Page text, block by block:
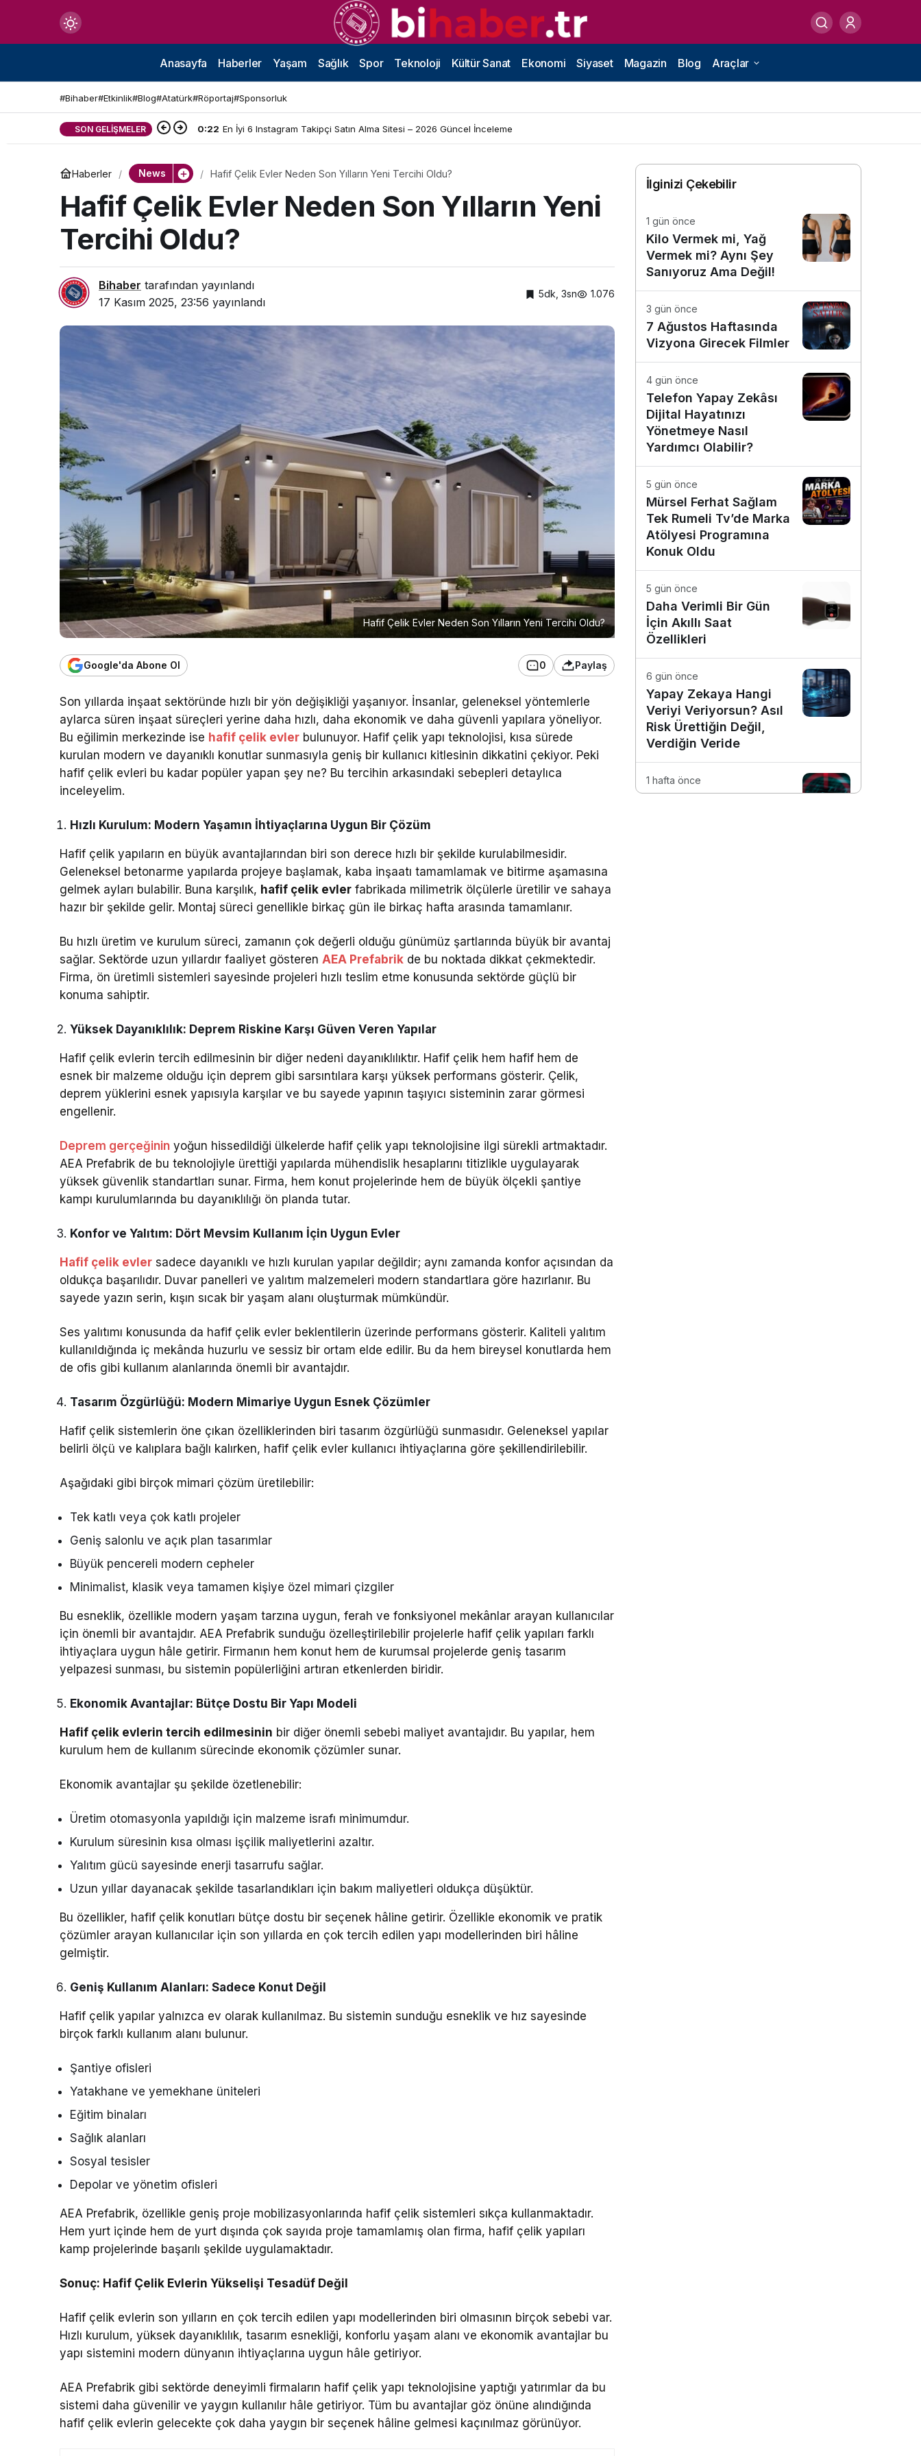
Mod
değiştir
Anasayfa Haberler Yaşam Sağlık Spor Teknoloji Kültür Sanat Ekonomi Siyaset Magazin Blog Araçlar
#Bihaber#Etkinlik#Blog#Atatürk#Röportaj#Sponsorluk
SON GELIŞMELER 0:22 En İyi 6 Instagram Takipçi Satın Alma Sitesi – 2026 Güncel İnceleme
Haberler News Hafif Çelik Evler Neden Son Yılların Yeni Tercihi Oldu?
Hafif Çelik Evler Neden Son Yılların Yeni
Tercihi Oldu?
Bihaber tarafından yayınlandı
17 Kasım 2025, 23:56 yayınlandı
5dk, 3sn 1.076
Hafif Çelik Evler Neden Son Yılların Yeni Tercihi Oldu?
Google'da Abone Ol 0 Paylaş
Son yıllarda inşaat sektöründe hızlı bir yön değişikliği yaşanıyor. İnsanlar, geleneksel yöntemlerle
aylarca süren inşaat süreçleri yerine daha hızlı, daha ekonomik ve daha güvenli yapılara yöneliyor.
Bu eğilimin merkezinde ise hafif çelik evler bulunuyor. Hafif çelik yapı teknolojisi, kısa sürede
kurulan modern ve dayanıklı konutlar sunmasıyla geniş bir kullanıcı kitlesinin dikkatini çekiyor. Peki
hafif çelik evleri bu kadar popüler yapan şey ne? Bu tercihin arkasındaki sebepleri detaylıca
inceleyelim.
Hızlı Kurulum: Modern Yaşamın İhtiyaçlarına Uygun Bir Çözüm
Hafif çelik yapıların en büyük avantajlarından biri son derece hızlı bir şekilde kurulabilmesidir.
Geleneksel betonarme yapılarda projeye başlamak, kaba inşaatı tamamlamak ve bitirme aşamasına
gelmek ayları bulabilir. Buna karşılık, hafif çelik evler fabrikada milimetrik ölçülerle üretilir ve sahaya
hazır bir şekilde gelir. Montaj süreci genellikle birkaç gün ile birkaç hafta arasında tamamlanır.
Bu hızlı üretim ve kurulum süreci, zamanın çok değerli olduğu günümüz şartlarında büyük bir avantaj
sağlar. Sektörde uzun yıllardır faaliyet gösterenAEA Prefabrik de bu noktada dikkat çekmektedir.
Firma, ön üretimli sistemleri sayesinde projeleri hızlı teslim etme konusunda sektörde güçlü bir
konuma sahiptir.
Yüksek Dayanıklılık: Deprem Riskine Karşı Güven Veren Yapılar
Hafif çelik evlerin tercih edilmesinin bir diğer nedeni dayanıklılıktır. Hafif çelik hem hafif hem de
esnek bir malzeme olduğu için deprem gibi sarsıntılara karşı yüksek performans gösterir. Çelik,
deprem yüklerini esnek yapısıyla karşılar ve bu sayede yapının taşıyıcı sisteminin zarar görmesi
engellenir.
Deprem gerçeğinin yoğun hissedildiği ülkelerde hafif çelik yapı teknolojisine ilgi sürekli artmaktadır.
AEA Prefabrik de bu teknolojiyle ürettiği yapılarda mühendislik hesaplarını titizlikle uygulayarak
yüksek güvenlik standartları sunar. Firma, hem konut projelerinde hem de büyük ölçekli şantiye
kampı kurulumlarında bu dayanıklılığı ön planda tutar.
Konfor ve Yalıtım: Dört Mevsim Kullanım İçin Uygun Evler
Hafif çelik evler sadece dayanıklı ve hızlı kurulan yapılar değildir; aynı zamanda konfor açısından da
oldukça başarılıdır. Duvar panelleri ve yalıtım malzemeleri modern standartlara göre hazırlanır. Bu
sayede yazın serin, kışın sıcak bir yaşam alanı oluşturmak mümkündür.
Ses yalıtımı konusunda da hafif çelik evler beklentilerin üzerinde performans gösterir. Kaliteli yalıtım
kullanıldığında iç mekânda huzurlu ve sessiz bir ortam elde edilir. Bu da hem bireysel konutlarda hem
de ofis gibi kullanım alanlarında önemli bir avantajdır.
Tasarım Özgürlüğü: Modern Mimariye Uygun Esnek Çözümler
Hafif çelik sistemlerin öne çıkan özelliklerinden biri tasarım özgürlüğü sunmasıdır. Geleneksel yapılar
belirli ölçü ve kalıplara bağlı kalırken, hafif çelik evler kullanıcı ihtiyaçlarına göre şekillendirilebilir.
Aşağıdaki gibi birçok mimari çözüm üretilebilir:
Tek katlı veya çok katlı projeler
Geniş salonlu ve açık plan tasarımlar
Büyük pencereli modern cepheler
Minimalist, klasik veya tamamen kişiye özel mimari çizgiler
Bu esneklik, özellikle modern yaşam tarzına uygun, ferah ve fonksiyonel mekânlar arayan kullanıcılar
için önemli bir avantajdır. AEA Prefabrik sunduğu özelleştirilebilir projelerle hafif çelik yapıları farklı
ihtiyaçlara uygun hâle getirir. Firmanın hem konut hem de kurumsal projelerde geniş tasarım
yelpazesi sunması, bu sistemin popülerliğini artıran etkenlerden biridir.
Ekonomik Avantajlar: Bütçe Dostu Bir Yapı Modeli
Hafif çelik evlerin tercih edilmesinin bir diğer önemli sebebi maliyet avantajıdır. Bu yapılar, hem
kurulum hem de kullanım sürecinde ekonomik çözümler sunar.
Ekonomik avantajlar şu şekilde özetlenebilir:
Üretim otomasyonla yapıldığı için malzeme israfı minimumdur.
Kurulum süresinin kısa olması işçilik maliyetlerini azaltır.
Yalıtım gücü sayesinde enerji tasarrufu sağlar.
Uzun yıllar dayanacak şekilde tasarlandıkları için bakım maliyetleri oldukça düşüktür.
Bu özellikler, hafif çelik konutları bütçe dostu bir seçenek hâline getirir. Özellikle ekonomik ve pratik
çözümler arayan kullanıcılar için son yıllarda en çok tercih edilen yapı modellerinden biri hâline
gelmiştir.
Geniş Kullanım Alanları: Sadece Konut Değil
Hafif çelik yapılar yalnızca ev olarak kullanılmaz. Bu sistemin sunduğu esneklik ve hız sayesinde
birçok farklı kullanım alanı bulunur.
Şantiye ofisleri
Yatakhane ve yemekhane üniteleri
Eğitim binaları
Sağlık alanları
Sosyal tesisler
Depolar ve yönetim ofisleri
AEA Prefabrik, özellikle geniş proje mobilizasyonlarında hafif çelik sistemleri sıkça kullanmaktadır.
Hem yurt içinde hem de yurt dışında çok sayıda proje tamamlamış olan firma, hafif çelik yapıları
kamp projelerinde başarılı şekilde uygulamaktadır.
Sonuç: Hafif Çelik Evlerin Yükselişi Tesadüf Değil
Hafif çelik evlerin son yılların en çok tercih edilen yapı modellerinden biri olmasının birçok sebebi var.
Hızlı kurulum, yüksek dayanıklılık, tasarım esnekliği, konforlu yaşam alanı ve ekonomik avantajlar bu
yapı sistemini modern dünyanın ihtiyaçlarına uygun hâle getiriyor.
AEA Prefabrik gibi sektörde deneyimli firmaların hafif çelik yapı teknolojisine yaptığı yatırımlar da bu
sistemi daha güvenilir ve yaygın kullanılır hâle getiriyor. Tüm bu avantajlar göz önüne alındığında
hafif çelik evlerin gelecekte çok daha yaygın bir seçenek hâline gelmesi kaçınılmaz görünüyor.
İlginizi Çekebilir
1 gün önce
Kilo Vermek mi, Yağ
Vermek mi? Aynı Şey
Sanıyoruz Ama Değil!
3 gün önce
7 Ağustos Haftasında
Vizyona Girecek Filmler
4 gün önce
Telefon Yapay Zekâsı
Dijital Hayatınızı
Yönetmeye Nasıl
Yardımcı Olabilir?
5 gün önce
Mürsel Ferhat Sağlam
Tek Rumeli Tv’de Marka
Atölyesi Programına
Konuk Oldu
5 gün önce
Daha Verimli Bir Gün
İçin Akıllı Saat
Özellikleri
6 gün önce
Yapay Zekaya Hangi
Veriyi Veriyorsun? Asıl
Risk Ürettiğin Değil,
Verdiğin Veride
1 hafta önce
E-Posta Kutunuz